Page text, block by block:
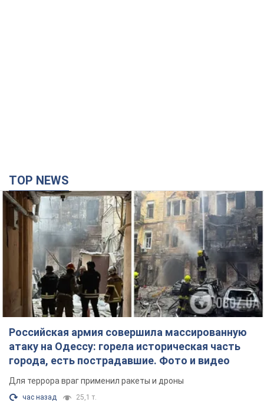
TOP NEWS
Российская армия совершила массированную
атаку на Одессу: горела историческая часть
города, есть пострадавшие. Фото и видео
Для террора враг применил ракеты и дроны
час назад 25,1 т.